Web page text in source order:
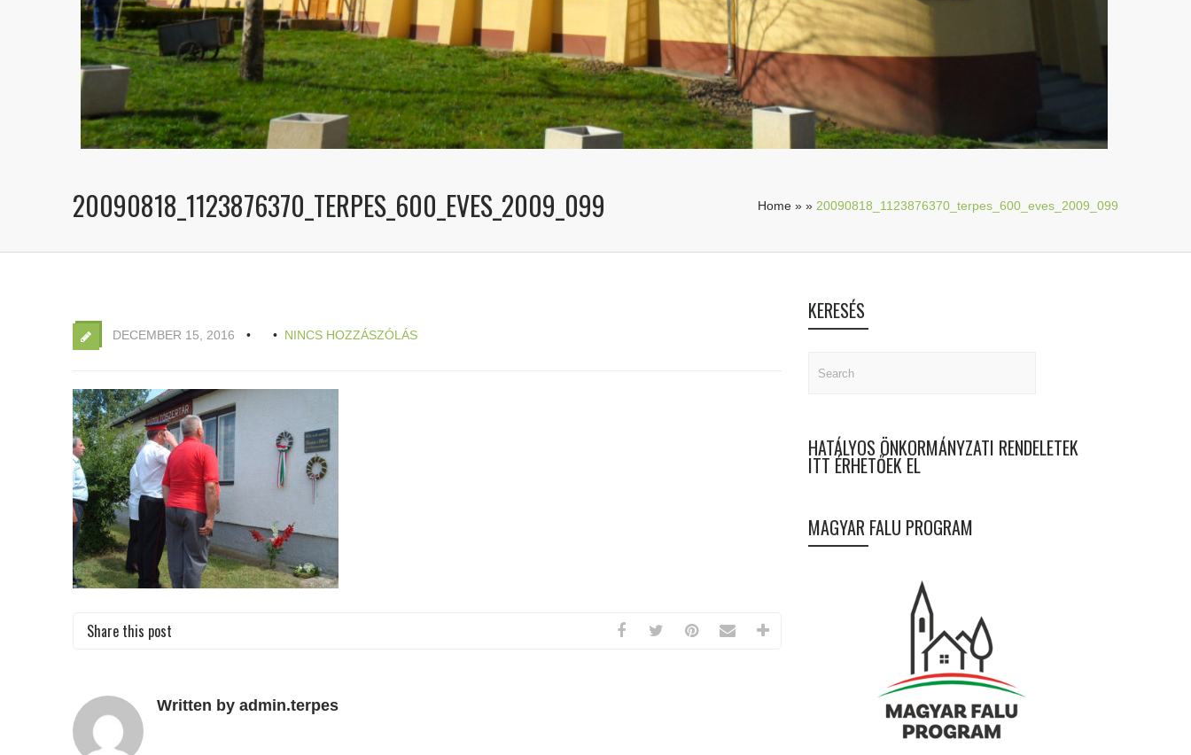
20090818_1123876370_TERPES_600_EVES_2009_099 Home » » 20090818_1123876370_terpes_600_eves_2009_099
DECEMBER 15, 2016 NINCS HOZZÁSZÓLÁS
Share this post
Written by admin.terpes
KERESÉS
HATÁLYOS ÖNKORMÁNYZATI RENDELETEK
ITT ÉRHETŐEK EL
MAGYAR FALU PROGRAM